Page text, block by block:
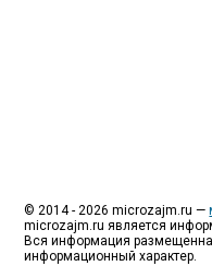
© 2014 - 2026 microzajm.ru —
microzajm.ru является
Вся информация
информационный характер.